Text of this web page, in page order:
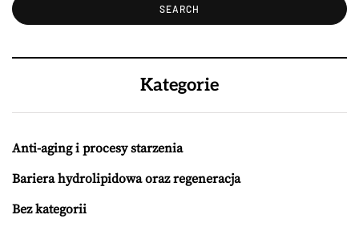
Kategorie
Anti-aging i procesy starzenia
Bariera hydrolipidowa oraz regeneracja
Bez kategorii